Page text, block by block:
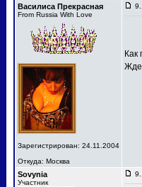
Василиса Прекрасная
From Russia With Love
Зарегистрирован: 24.11.2004
Откуда: Москва
Как
Sovynia
Участник